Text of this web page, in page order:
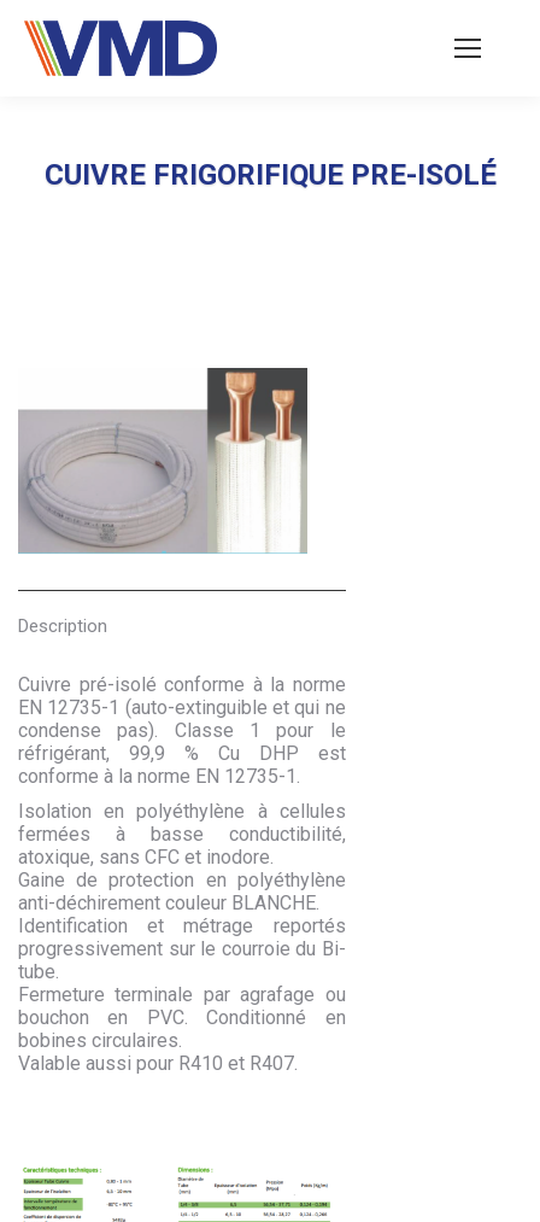
CUIVRE FRIGORIFIQUE PRE-ISOLÉ
Description
Cuivre pré-isolé conforme à la norme
EN 12735-1 (auto-extinguible et qui ne
condense pas). Classe 1 pour le
réfrigérant, 99,9 % Cu DHP est
conforme à la norme EN 12735-1.
Isolation en polyéthylène à cellules
fermées à basse conductibilité,
atoxique, sans CFC et inodore.
Gaine de protection en polyéthylène
anti-déchirement couleur BLANCHE.
Identification et métrage reportés
progressivement sur le courroie du Bi-
tube.
Fermeture terminale par agrafage ou
bouchon en PVC. Conditionné en
bobines circulaires.
Valable aussi pour R410 et R407.